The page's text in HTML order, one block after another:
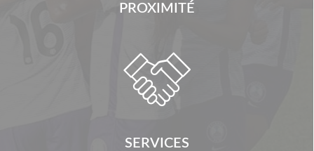
PROXIMITÉ

SERVICES